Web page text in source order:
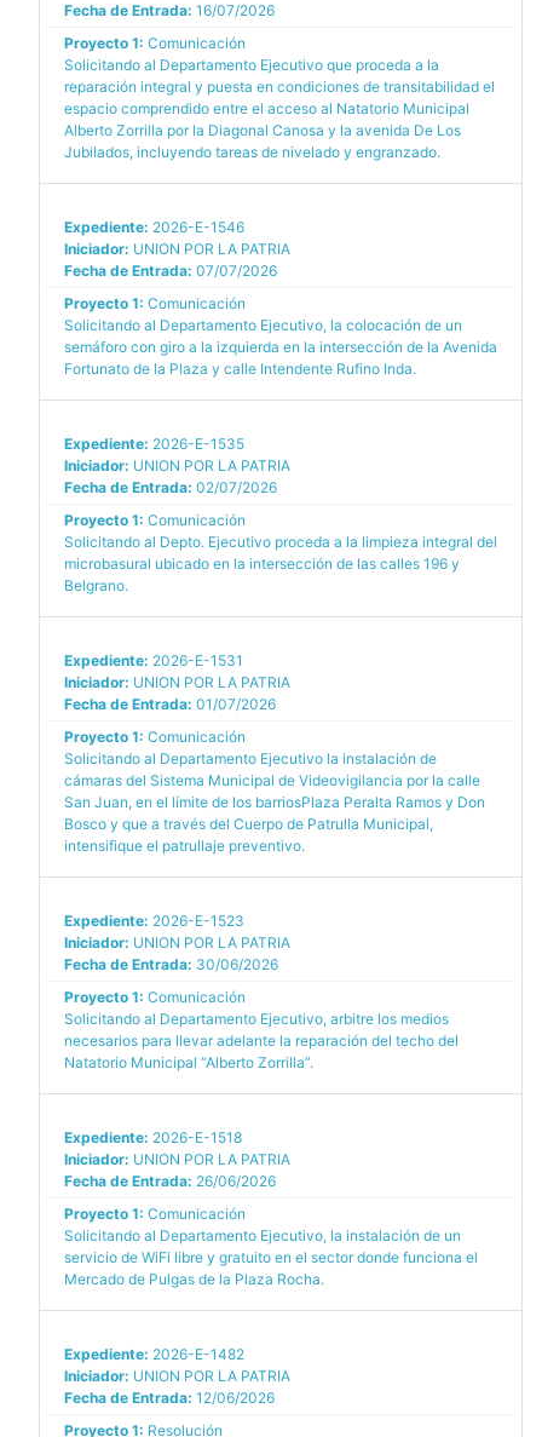
Fecha de Entrada: 16/07/2026
Proyecto 1: Comunicación
Solicitando al Departamento Ejecutivo que proceda a la
reparación integral y puesta en condiciones de transitabilidad el
espacio comprendido entre el acceso al Natatorio Municipal
Alberto Zorrilla por la Diagonal Canosa y la avenida De Los
Jubilados, incluyendo tareas de nivelado y engranzado.
Expediente: 2026-E-1546
Iniciador: UNION POR LA PATRIA
Fecha de Entrada: 07/07/2026
Proyecto 1: Comunicación
Solicitando al Departamento Ejecutivo, la colocación de un
semáforo con giro a la izquierda en la intersección de la Avenida
Fortunato de la Plaza y calle Intendente Rufino Inda.
Expediente: 2026-E-1535
Iniciador: UNION POR LA PATRIA
Fecha de Entrada: 02/07/2026
Proyecto 1: Comunicación
Solicitando al Depto. Ejecutivo proceda a la limpieza integral del
microbasural ubicado en la intersección de las calles 196 y
Belgrano.
Expediente: 2026-E-1531
Iniciador: UNION POR LA PATRIA
Fecha de Entrada: 01/07/2026
Proyecto 1: Comunicación
Solicitando al Departamento Ejecutivo la instalación de
cámaras del Sistema Municipal de Videovigilancia por la calle
San Juan, en el límite de los barriosPlaza Peralta Ramos y Don
Bosco y que a través del Cuerpo de Patrulla Municipal,
intensifique el patrullaje preventivo.
Expediente: 2026-E-1523
Iniciador: UNION POR LA PATRIA
Fecha de Entrada: 30/06/2026
Proyecto 1: Comunicación
Solicitando al Departamento Ejecutivo, arbitre los medios
necesarios para llevar adelante la reparación del techo del
Natatorio Municipal “Alberto Zorrilla”.
Expediente: 2026-E-1518
Iniciador: UNION POR LA PATRIA
Fecha de Entrada: 26/06/2026
Proyecto 1: Comunicación
Solicitando al Departamento Ejecutivo, la instalación de un
servicio de WiFi libre y gratuito en el sector donde funciona el
Mercado de Pulgas de la Plaza Rocha.
Expediente: 2026-E-1482
Iniciador: UNION POR LA PATRIA
Fecha de Entrada: 12/06/2026
Proyecto 1: Resolución